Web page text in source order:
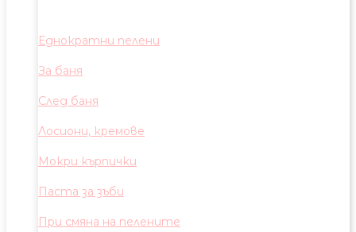
Еднократни пелени
За баня
След баня
Лосиони, кремове
Мокри кърпички
Паста за зъби
При смяна на пелените